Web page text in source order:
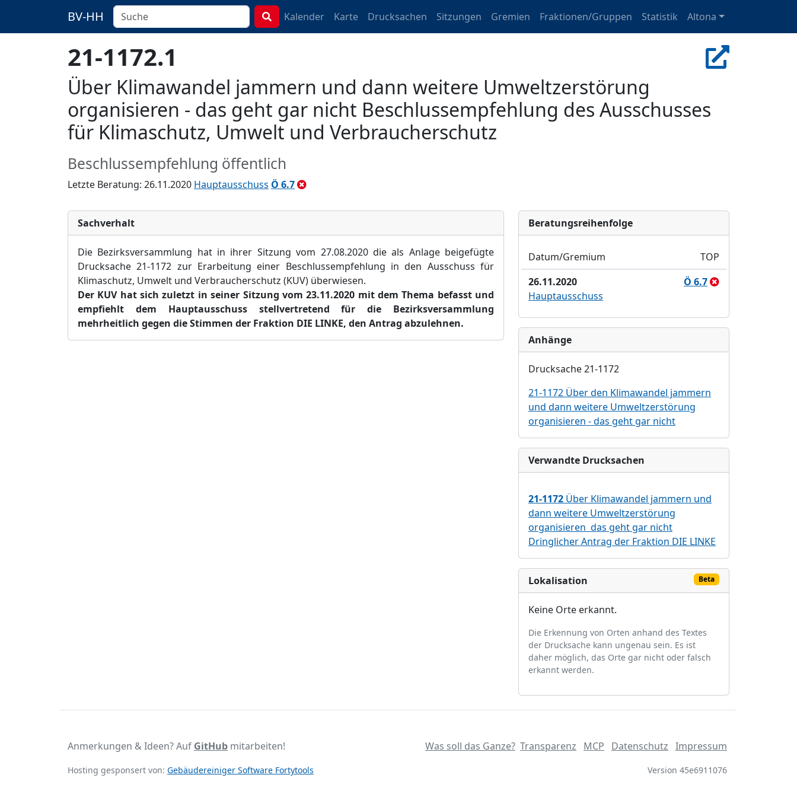
BV-HH Kalender Karte Drucksachen Sitzungen Gremien Fraktionen/Gruppen Statistik Altona
21-1172.1
Über Klimawandel jammern und dann weitere Umweltzerstörung
organisieren - das geht gar nicht Beschlussempfehlung des Ausschusses
für Klimaschutz, Umwelt und Verbraucherschutz
Beschlussempfehlung öffentlich
Letzte Beratung: 26.11.2020 Hauptausschuss Ö 6.7
Sachverhalt
Die Bezirksversammlung hat in ihrer Sitzung vom 27.08.2020 die als Anlage beigefügte
Drucksache 21-1172 zur Erarbeitung einer Beschlussempfehlung in den Ausschuss für
Klimaschutz, Umwelt und Verbraucherschutz (KUV) überwiesen.
Der KUV hat sich zuletzt in seiner Sitzung vom 23.11.2020 mit dem Thema befasst und
empfiehlt dem Hauptausschuss stellvertretend für die Bezirksversammlung
mehrheitlich gegen die Stimmen der Fraktion DIE LINKE, den Antrag abzulehnen.
Bera­tungs­reihen­folge
Datum/Gremium
TOP
26.11.2020
Ö 6.7
Hauptausschuss
Anhänge
Drucksache 21-1172
21-1172 Über den Klimawandel jammern
und dann weitere Umweltzerstörung
organisieren - das geht gar nicht
Verwandte Drucksachen
21-1172 Über Klimawandel jammern und
dann weitere Umweltzerstörung
organisieren  das geht gar nicht
Dringlicher Antrag der Fraktion DIE LINKE
Lokalisation Beta
Keine Orte erkannt.
Die Erkennung von Orten anhand des Textes
der Drucksache kann ungenau sein. Es ist
daher möglich, das Orte gar nicht oder falsch
erkannt werden.
Was soll das Ganze? Transparenz MCP Datenschutz Impressum
Version 45e6911076
Anmerkungen & Ideen? Auf GitHub mitarbeiten!
Hosting gesponsert von: Gebäudereiniger Software Fortytools